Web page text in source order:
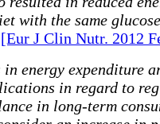
with the same
[Eur J Clin Nutr. 2012
in energy expenditure
in regard to
in long-term